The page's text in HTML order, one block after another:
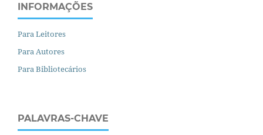
INFORMAÇÕES
Para Leitores
Para Autores
Para Bibliotecários
PALAVRAS-CHAVE